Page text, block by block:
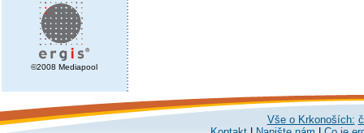
©2008 Mediapool
Vše o Krkonoších: